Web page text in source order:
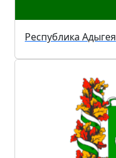
Республика Адыгея